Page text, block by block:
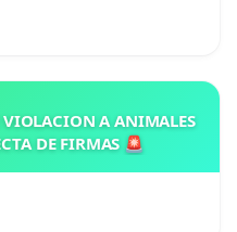
A ANIMALES
DE FIRMAS 🚨